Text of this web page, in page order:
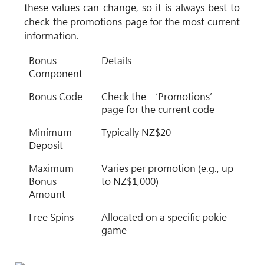
these values can change, so it is always best to
check the promotions page for the most current
information.
Bonus
Component
Details
Bonus Code
Check the ‘Promotions’
page for the current code
Minimum
Deposit
Typically NZ$20
Maximum
Bonus
Amount
Varies per promotion (e.g., up
to NZ$1,000)
Free Spins
Allocated on a specific pokie
game